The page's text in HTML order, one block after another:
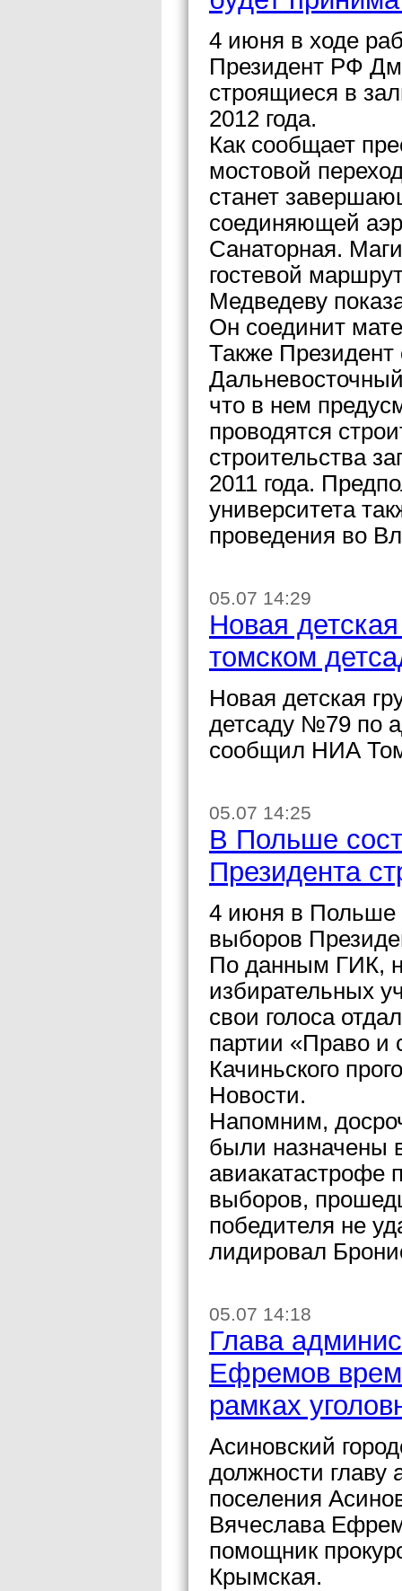
4 июня в ходе
Президент РФ
строящиеся в
2012 года.
Как сообщает
мостовой
станет
соединяющей
Санаторная.
гостевой
Медведеву
Он соединит
Также
что в нем
проводятся
строительства
2011 года.
университета
проведения во
05.07 14:29
Новая
томском
Новая детская
детсаду №79 по
сообщил НИА
05.07 14:25
В Польше
Президента
4 июня в Польше
выборов
По данным ГИК,
избирательных
свои голоса
партии «Право и
Качиньского
Новости.
Напомним,
были назначены
авиакатастрофе
выборов,
победителя не
лидировал
05.07 14:18
Глава
Ефремов
рамках
Асиновский
должности главу
поселения
Вячеслава
помощник
Крымская.